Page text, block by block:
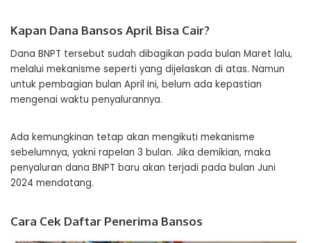
Kapan Dana Bansos April Bisa Cair?
Dana BNPT tersebut sudah dibagikan pada bulan Maret lalu,
melalui mekanisme seperti yang dijelaskan di atas. Namun
untuk pembagian bulan April ini, belum ada kepastian
mengenai waktu penyalurannya.
Ada kemungkinan tetap akan mengikuti mekanisme
sebelumnya, yakni rapelan 3 bulan. Jika demikian, maka
penyaluran dana BNPT baru akan terjadi pada bulan Juni
2024 mendatang.
Cara Cek Daftar Penerima Bansos